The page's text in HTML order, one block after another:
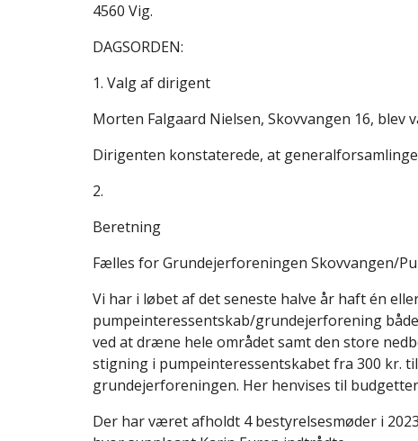
4560 Vig.
DAGSORDEN:
1. Valg af dirigent
Morten Falgaard Nielsen, Skovvangen 16, blev
Dirigenten konstaterede, at
2.
Beretning
Fælles for Grundejerforeningen Skovvangen/
Vi har i løbet af det seneste halve år haft én
pumpeinteressentskab/grundejerforening
ved at dræne hele området samt den store
stigning i pumpeinteressentskabet fra 300 kr.
grundejerforeningen. Her henvises til
Der har været afholdt 4 bestyrelsesmøder i